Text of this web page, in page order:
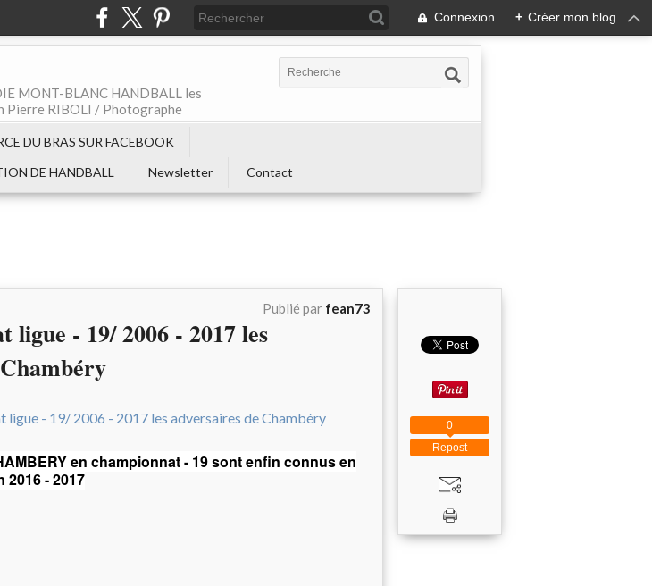
Connexion + Créer mon blog
MONT-BLANC HANDBALL les
Pierre RIBOLI / Photographe
DU BRAS SUR FACEBOOK
DE HANDBALL Newsletter Contact
Publié par fean73
ligue - 19/ 2006 - 2017 les
en championnat - 19 sont enfin connus en
2016 - 2017
Repost
0